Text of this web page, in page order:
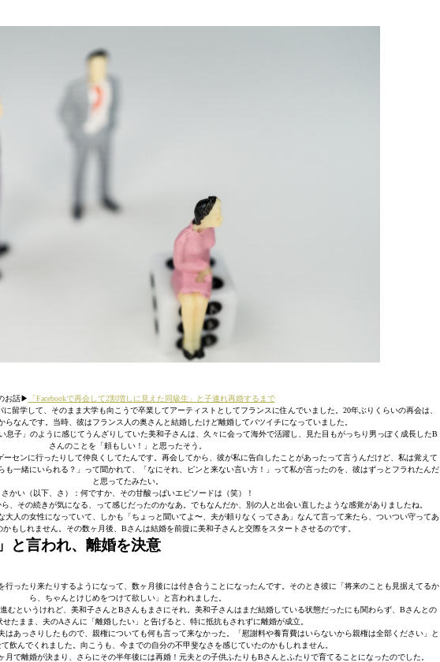
お話▶︎
「Facebookで再会して2割増しに見えた同級生」と子連れ再婚するまで
留学して、そのまま大学も向こうで卒業してアーティストとしてフランスに住んでいました。20年ぶりくらいの再会は、
らなんです。当時、彼はフランス人の奥さんと結婚したけど離婚してバツイチになっていました。
息子」のように感じてうんざりしていた美和子さんは、久々に会って海外で活躍し、見た目もがっちり男っぽく成長したB
さんのことを「頼もしい！」と思ったそう。
センに行ったりして仲良くしてたんです。再会してから、彼が私に告白したことがあったって言うんだけど、私は覚えて
一緒にいられる？」って聞かれて、「なにそれ、ピンと来ない言い方！」って私が言ったのを、彼はずっとフラれたんだ
と思ってたみたい。
さかい（以下、さ）：何ですか、その甘酸っぱいエピソードは（笑）！
、その続きが気になる、って感じだったのかなあ。でもなんだか、別の人と出会い直したような感覚がありましたね。
人の女性になっていて、しかも「ちょっと聞いてよ〜、夫が頼りなくってさあ」なんて言って来たら、ついつい守ってあ
もしれません。その数ヶ月後、Bさんは結婚を前提に美和子さんと交際をスタートさせるのです。
と言われ、離婚を決意
ったり来たりするようになって、数ヶ月後には付き合うことになったんです。そのとき彼に「将来のことも見据えてるか
ら、ちゃんとけじめをつけて欲しい」と言われました。
むというけれど、美和子さんとBさんもまさにそれ。美和子さんはまだ結婚している状態だったにも関わらず、Bさんとの
せたまま、夫のAさんに「離婚したい」と告げると、特に抵抗もされずに離婚が成立。
あっさりしたもので、親権についても何も言って来なかった。「慰謝料や養育費はいらないから親権は全部ください」と
飲んでくれました。向こうも、今までの自分の不甲斐なさを感じていたのかもしれません。
で離婚が決まり、さらにその半年後には再婚！元夫との子供ふたりもBさんとふたりで育てることになったのでした。